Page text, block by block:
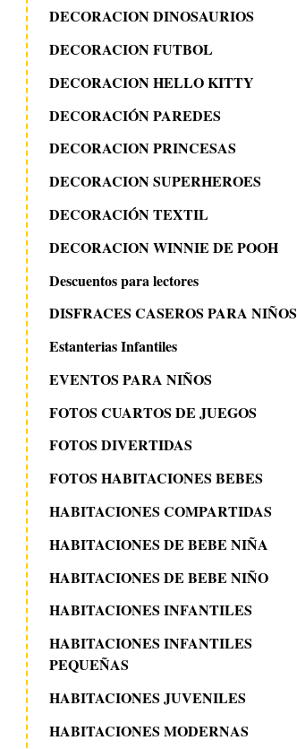
DECORACION DINOSAURIOS
DECORACION FUTBOL
DECORACION HELLO KITTY
DECORACIÓN PAREDES
DECORACION PRINCESAS
DECORACION SUPERHEROES
DECORACIÓN TEXTIL
DECORACION WINNIE DE POOH
Descuentos para lectores
DISFRACES CASEROS PARA NIÑOS
Estanterias Infantiles
EVENTOS PARA NIÑOS
FOTOS CUARTOS DE JUEGOS
FOTOS DIVERTIDAS
FOTOS HABITACIONES BEBES
HABITACIONES COMPARTIDAS
HABITACIONES DE BEBE NIÑA
HABITACIONES DE BEBE NIÑO
HABITACIONES INFANTILES
HABITACIONES INFANTILES
PEQUEÑAS
HABITACIONES JUVENILES
HABITACIONES MODERNAS